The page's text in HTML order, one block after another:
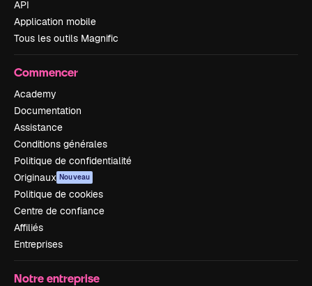
API
Application mobile
Tous les outils Magnific
Commencer
Academy
Documentation
Assistance
Conditions générales
Politique de confidentialité
Originaux Nouveau
Politique de cookies
Centre de confiance
Affiliés
Entreprises
Notre entreprise